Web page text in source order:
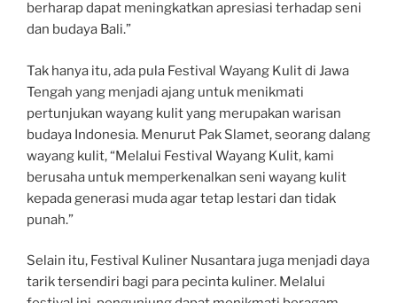
berharap dapat meningkatkan apresiasi terhadap seni
dan budaya Bali.”
Tak hanya itu, ada pula Festival Wayang Kulit di Jawa
Tengah yang menjadi ajang untuk menikmati
pertunjukan wayang kulit yang merupakan warisan
budaya Indonesia. Menurut Pak Slamet, seorang dalang
wayang kulit, “Melalui Festival Wayang Kulit, kami
berusaha untuk memperkenalkan seni wayang kulit
kepada generasi muda agar tetap lestari dan tidak
punah.”
Selain itu, Festival Kuliner Nusantara juga menjadi daya
tarik tersendiri bagi para pecinta kuliner. Melalui